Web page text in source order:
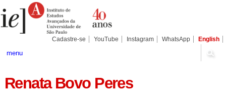
para
conteúdo.
Pessoais
Cadastre-se YouTube Instagram WhatsApp English
menu
Renata Bovo Peres